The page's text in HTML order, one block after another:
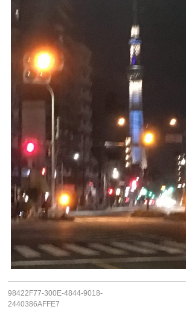
98422F77-300E-4844-9018-
2440386AFFE7